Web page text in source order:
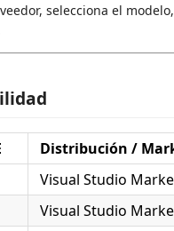
selecciona el
Distribución /
Visual Studio
Visual Studio